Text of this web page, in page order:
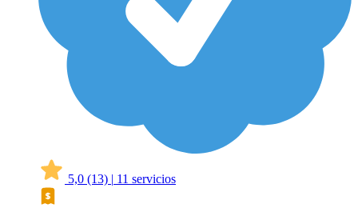
5,0 (13) | 11 servicios